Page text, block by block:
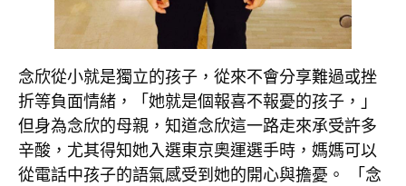
念欣從小就是獨立的孩子，從來不會分享難過或挫
折等負面情緒，「她就是個報喜不報憂的孩子，」
但身為念欣的母親，知道念欣這一路走來承受許多
辛酸，尤其得知她入選東京奧運選手時，媽媽可以
從電話中孩子的語氣感受到她的開心與擔憂。 「念